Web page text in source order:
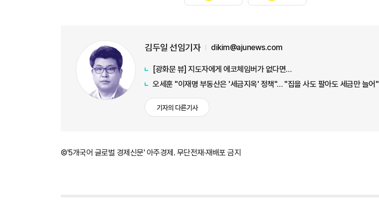
김두일 선임기자 dikim@ajunews.com
[광화문 뷰] 지도자에게 에코체임버가 없다면…
오세훈 "이재명 부동산은 '세금지옥' 정책"… "집을 사도 팔아도 세금만 늘어"
기자의 다른기사
©'5개국어 글로벌 경제신문' 아주경제. 무단전재·재배포 금지